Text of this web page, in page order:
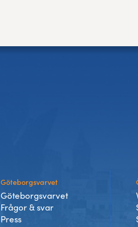
Göteborgsvarvet
Göteborgsvarvet
Frågor & svar
Press